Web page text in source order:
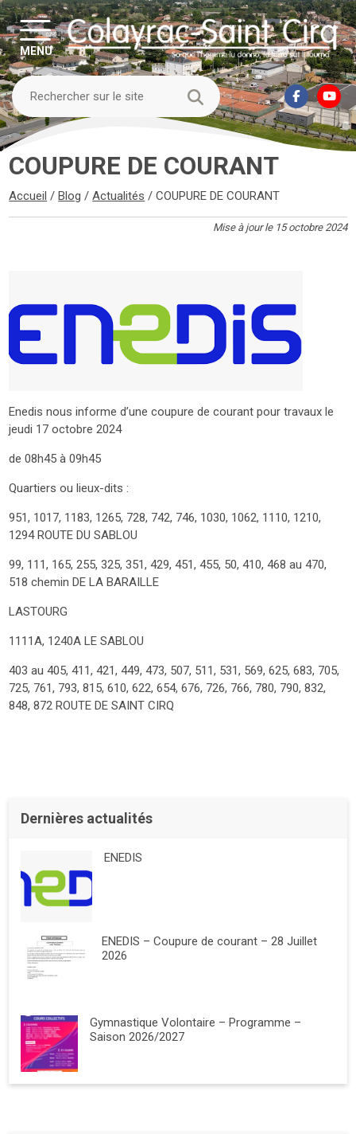
MENU
COUPURE DE COURANT
Accueil /Blog /Actualités /COUPURE DE COURANT
Mise à jour le 15 octobre 2024
Enedis nous informe d’une coupure de courant pour travaux le
jeudi 17 octobre 2024
de 08h45 à 09h45
Quartiers ou lieux-dits :
951, 1017, 1183, 1265, 728, 742, 746, 1030, 1062, 1110, 1210,
1294 ROUTE DU SABLOU
99, 111, 165, 255, 325, 351, 429, 451, 455, 50, 410, 468 au 470,
518 chemin DE LA BARAILLE
LASTOURG
1111A, 1240A LE SABLOU
403 au 405, 411, 421, 449, 473, 507, 511, 531, 569, 625, 683, 705,
725, 761, 793, 815, 610, 622, 654, 676, 726, 766, 780, 790, 832,
848, 872 ROUTE DE SAINT CIRQ
Dernières actualités
ENEDIS
ENEDIS – Coupure de courant – 28 Juillet
2026
Gymnastique Volontaire – Programme –
Saison 2026/2027